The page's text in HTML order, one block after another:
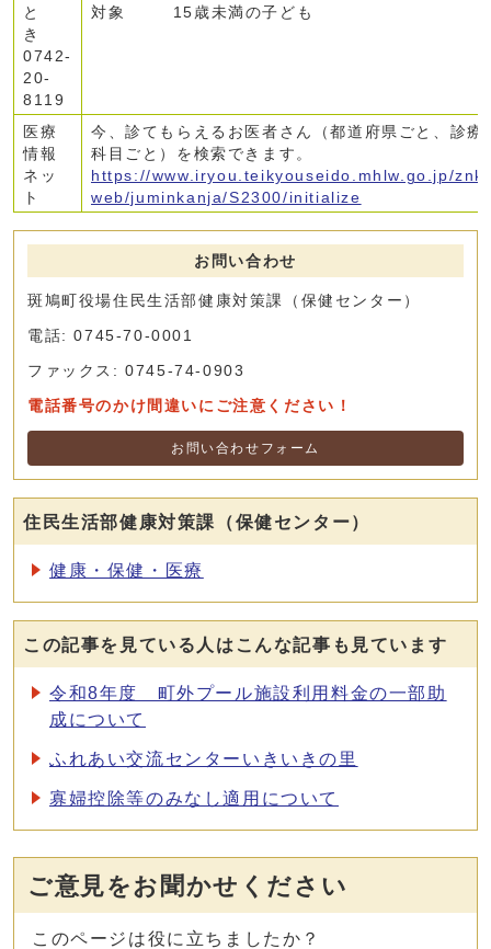
と
き
0742-
20-
8119
対象 15歳未満の子ども
医療
情報
ネッ
ト
今、診てもらえるお医者さん（都道府県ごと、診療
科目ごと）を検索できます。
https://www.iryou.teikyouseido.mhlw.go.jp/znk-
web/juminkanja/S2300/initialize
お問い合わせ
斑鳩町役場住民生活部健康対策課（保健センター）
電話: 0745-70-0001
ファックス: 0745-74-0903
電話番号のかけ間違いにご注意ください！
お問い合わせフォーム
住民生活部健康対策課（保健センター）
健康・保健・医療
この記事を見ている人はこんな記事も見ています
令和8年度 町外プール施設利用料金の一部助
成について
ふれあい交流センターいきいきの里
寡婦控除等のみなし適用について
ご意見をお聞かせください
このページは役に立ちましたか？